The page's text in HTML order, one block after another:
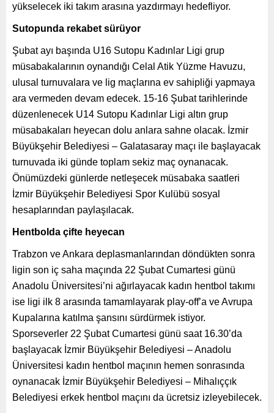
yükselecek iki takım arasına yazdırmayı hedefliyor.
Sutopunda rekabet sürüyor
Şubat ayı başında U16 Sutopu Kadınlar Ligi grup
müsabakalarının oynandığı Celal Atik Yüzme Havuzu,
ulusal turnuvalara ve lig maçlarına ev sahipliği yapmaya
ara vermeden devam edecek. 15-16 Şubat tarihlerinde
düzenlenecek U14 Sutopu Kadınlar Ligi altın grup
müsabakaları heyecan dolu anlara sahne olacak. İzmir
Büyükşehir Belediyesi – Galatasaray maçı ile başlayacak
turnuvada iki günde toplam sekiz maç oynanacak.
Önümüzdeki günlerde netleşecek müsabaka saatleri
İzmir Büyükşehir Belediyesi Spor Kulübü sosyal
hesaplarından paylaşılacak.
Hentbolda çifte heyecan
Trabzon ve Ankara deplasmanlarından döndükten sonra
ligin son iç saha maçında 22 Şubat Cumartesi günü
Anadolu Üniversitesi’ni ağırlayacak kadın hentbol takımı
ise ligi ilk 8 arasında tamamlayarak play-off’a ve Avrupa
Kupalarına katılma şansını sürdürmek istiyor.
Sporseverler 22 Şubat Cumartesi günü saat 16.30’da
başlayacak İzmir Büyükşehir Belediyesi – Anadolu
Üniversitesi kadın hentbol maçının hemen sonrasında
oynanacak İzmir Büyükşehir Belediyesi – Mihalıççık
Belediyesi erkek hentbol maçını da ücretsiz izleyebilecek.